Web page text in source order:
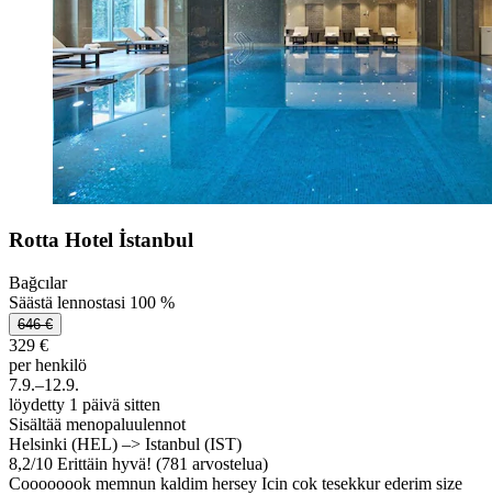
Rotta Hotel İstanbul
Bağcılar
Säästä lennostasi 100 %
646 €
329 €
per henkilö
7.9.–12.9.
löydetty 1 päivä sitten
Sisältää menopaluulennot
Helsinki (HEL) –> Istanbul (IST)
8,2/10 Erittäin hyvä! (781 arvostelua)
Coooooook memnun kaldim hersey Icin cok tesekkur ederim size